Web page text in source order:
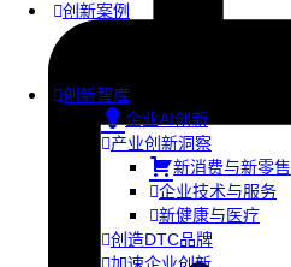
创新案例
创新智库
企业AI创新
产业创新洞察
新消费与新零售
企业技术与服务
新健康与医疗
创造DTC品牌